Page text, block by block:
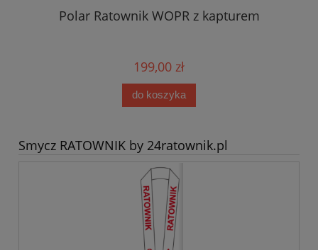
Polar Ratownik WOPR z kapturem
199,00 zł
do koszyka
Smycz RATOWNIK by 24ratownik.pl